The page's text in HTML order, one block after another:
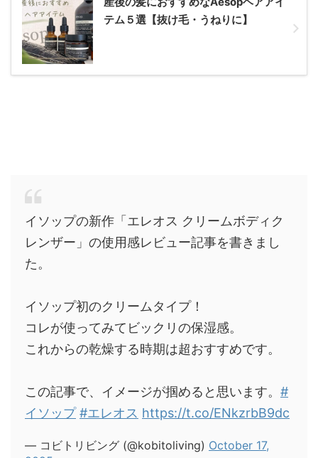
テム５選【抜け毛・うねりに】
イソップの新作「エレオス クリームボディク
レンザー」の使用感レビュー記事を書きまし
た。
イソップ初のクリームタイプ！
コレが使ってみてビックリの保湿感。
これからの乾燥する時期は超おすすめです。
この記事で、イメージが掴めると思います。 #
イソップ #エレオス https://t.co/ENkzrbB9dc
— コビトリビング (@kobitoliving) October 17,